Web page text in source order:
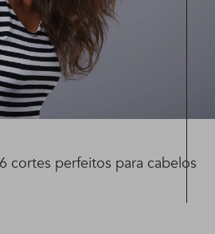
cortes perfeitos para cabelos